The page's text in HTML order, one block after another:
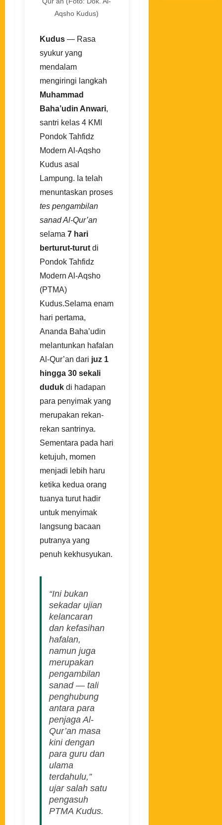
Aqsho Kudus)
Kudus — Rasa
syukur yang
mendalam
mengiringi langkah
Muhammad
Baha’udin Anwari,
santri kelas 4 KMI
Pondok Tahfidz
Modern Al-Aqsho
Kudus asal
Lampung. Ia telah
menuntaskan proses
tes pengambilan
sanad Al-Qur’an
selama 7 hari
berturut-turut di
Pondok Tahfidz
Modern Al-Aqsho
(PTMA)
Kudus.Selama enam
hari pertama,
Ananda Baha’udin
melantunkan hafalan
Al-Qur’an dari juz 1
hingga 30 sekali
duduk di hadapan
para penyimak yang
merupakan rekan-
rekan santrinya.
Sementara pada hari
ketujuh, momen
menjadi lebih haru
ketika kedua orang
tuanya turut hadir
untuk menyimak
langsung bacaan
putranya yang
penuh kekhusyukan.
“Ini bukan
sekadar ujian
kelancaran
dan kefasihan
hafalan,
namun juga
merupakan
pengambilan
sanad — tali
penghubung
antara para
penjaga Al-
Qur’an masa
kini dengan
para guru dan
ulama
terdahulu,”
ujar salah satu
pengasuh
PTMA Kudus.